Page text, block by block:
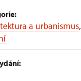
a urbanismus,